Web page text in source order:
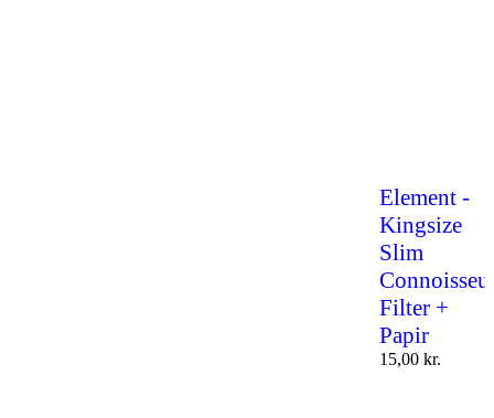
Element -
Kingsize
Slim
Filter +
Papir
15,00 kr.